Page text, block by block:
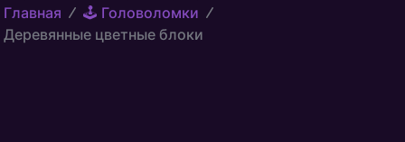
Главная
🕹️ Головоломки
Деревянные цветные блоки